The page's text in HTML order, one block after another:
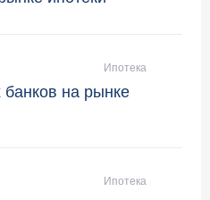
Ипотека
на рынке
Ипотека